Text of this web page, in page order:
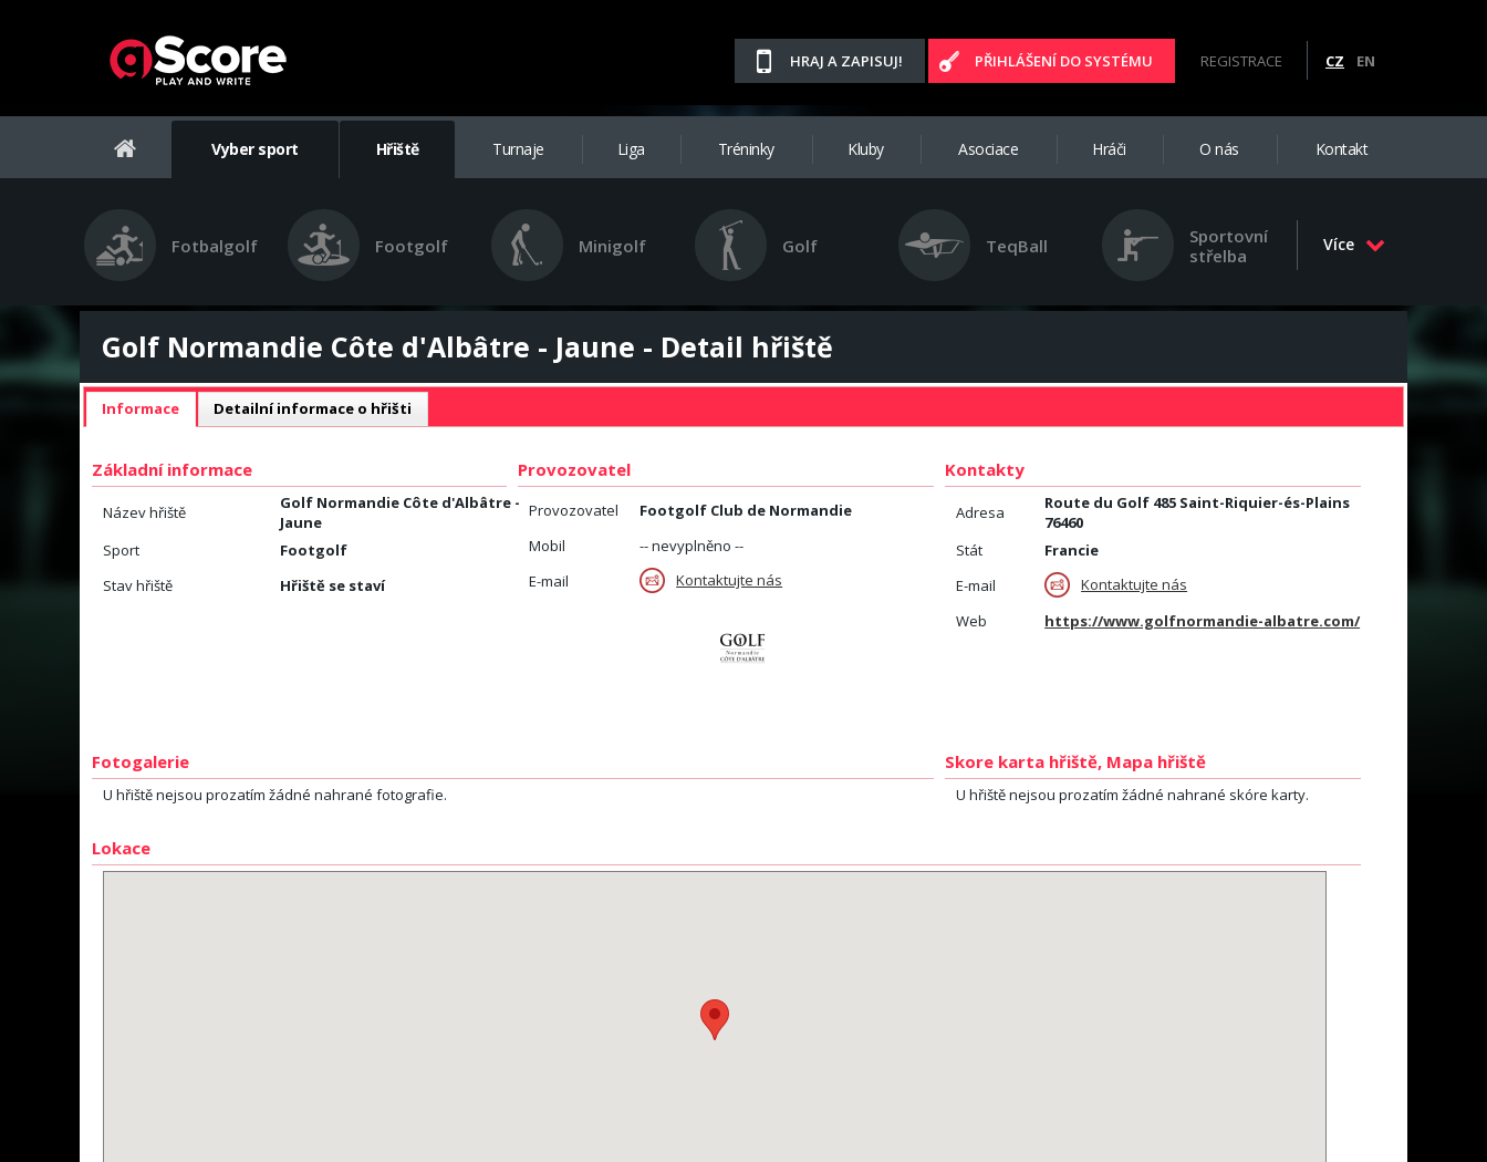
HRAJ A ZAPISUJ! PŘIHLÁŠENÍ DO SYSTÉMU REGISTRACE CZ EN
Vyber sport Hřiště Turnaje Liga Tréninky Kluby Asociace Hráči O nás Kontakt
Fotbalgolf Footgolf Minigolf Golf TeqBall
Sportovní
střelba
Více
Golf Normandie Côte d'Albâtre - Jaune - Detail hřiště
Informace Detailní informace o hřišti
Základní informace
Název hřiště
Golf Normandie Côte d'Albâtre -
Jaune
Sport
Footgolf
Stav hřiště
Hřiště se staví
Provozovatel
Provozovatel
Footgolf Club de Normandie
Mobil
-- nevyplněno --
E-mail
Kontaktujte nás
Kontakty
Adresa
Route du Golf 485 Saint-Riquier-és-Plains
76460
Stát
Francie
E-mail
Kontaktujte nás
Web
https://www.golfnormandie-albatre.com/
Fotogalerie Skore karta hřiště, Mapa hřiště
U hřiště nejsou prozatím žádné nahrané fotografie. U hřiště nejsou prozatím žádné nahrané skóre karty.
Lokace